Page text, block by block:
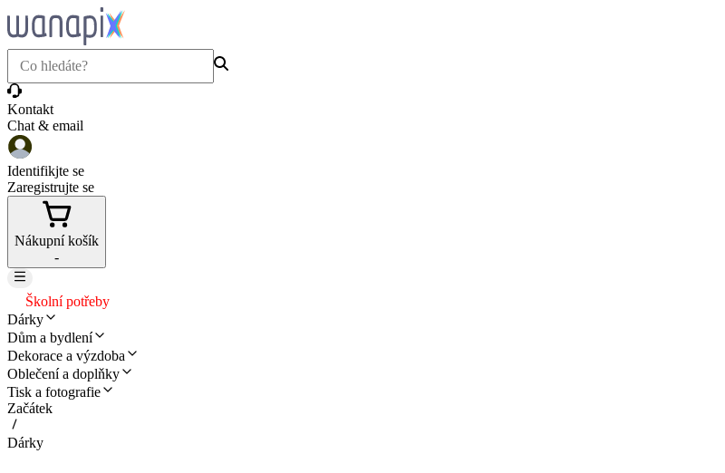
Kontakt
Chat & email
Identifikjte se
Zaregistrujte se
Nákupní košík
-
Školní potřeby
Dárky
Dům a bydlení
Dekorace a výzdoba
Oblečení a doplňky
Tisk a fotografie
Začátek
Dárky